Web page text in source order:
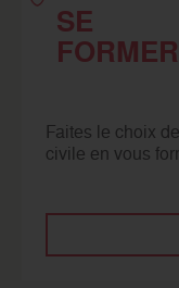
SE
FORMER
Faites le choix
civile en vous